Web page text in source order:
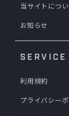
当サイトにつ
お知らせ
SERVICE
利用規約
プライバシー